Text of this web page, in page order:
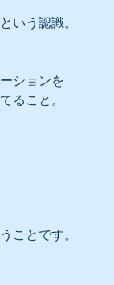
いう認識。
ションを
ること。
ことです。